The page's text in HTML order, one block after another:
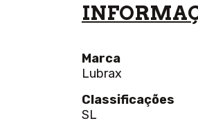
Marca
Lubrax
Classificações
SL